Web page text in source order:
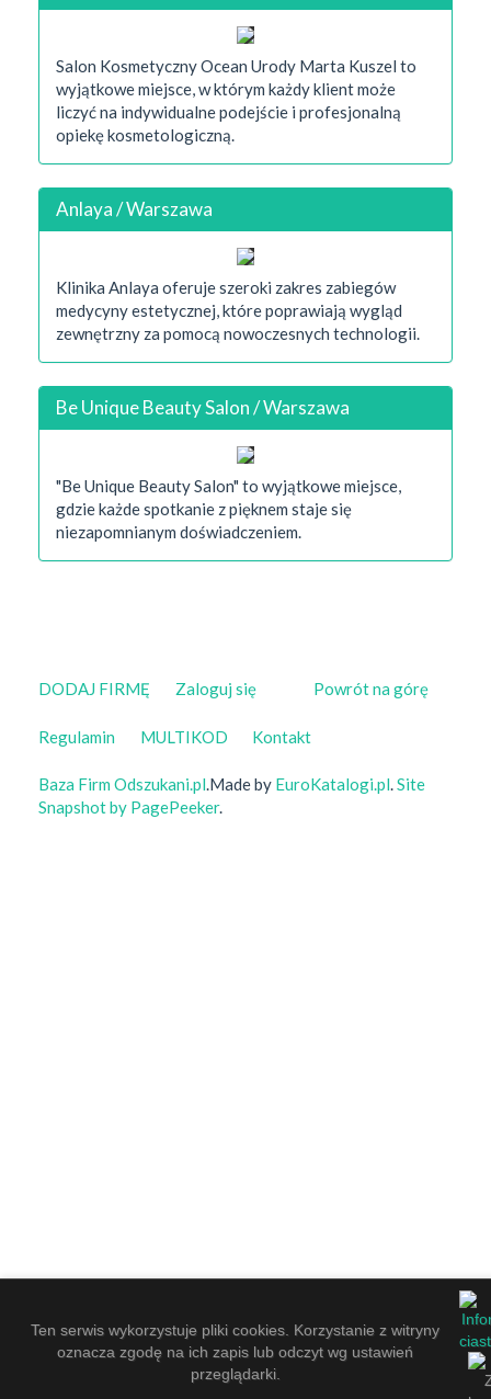
Salon Kosmetyczny Ocean Urody Marta Kuszel to
wyjątkowe miejsce, w którym każdy klient może
liczyć na indywidualne podejście i profesjonalną
opiekę kosmetologiczną.
Anlaya / Warszawa
Klinika Anlaya oferuje szeroki zakres zabiegów
medycyny estetycznej, które poprawiają wygląd
zewnętrzny za pomocą nowoczesnych technologii.
Be Unique Beauty Salon / Warszawa
"Be Unique Beauty Salon" to wyjątkowe miejsce,
gdzie każde spotkanie z pięknem staje się
niezapomnianym doświadczeniem.
Powrót na górę
DODAJ FIRMĘ Zaloguj się
Regulamin MULTIKOD Kontakt
Baza Firm Odszukani.pl.Made by EuroKatalogi.pl.Site
Snapshot by PagePeeker.
Ten serwis wykorzystuje pliki cookies. Korzystanie z witryny
oznacza zgodę na ich zapis lub odczyt wg ustawień
przeglądarki.